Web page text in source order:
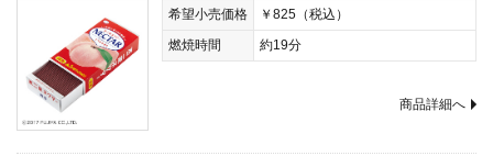
希望小売価格
￥825（税込）
燃焼時間
約19分
商品詳細へ